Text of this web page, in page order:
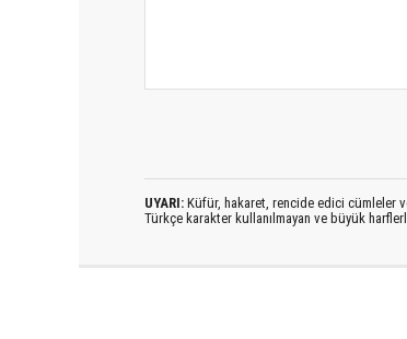
UYARI: Küfür, hakaret, rencide edici cümleler
Türkçe karakter kullanılmayan ve büyük